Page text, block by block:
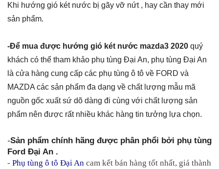
Khi hướng gió két nước bị gãy vỡ nứt , hay cần thay mới
sản phẩm.
-Để mua được hướng gió két nước mazda3 2020 quý
khách có thể tham khảo phụ tùng Đại An, phụ tùng Đại An
là cửa hàng cung cấp các phụ tùng ô tô về FORD và
MAZDA các sản phẩm đa dạng về chất lượng mẫu mã
nguồn gốc xuất sứ dõ dàng đi cùng với chất lượng sản
phẩm nên được rất nhiều khác hàng tin tưởng lựa chọn.
-Sản phẩm chính hãng được phân phổi bởi phụ tùng
Ford Đại An .
- Phụ tùng ô tô Đại An cam kết bán hàng tốt nhất, giá thành